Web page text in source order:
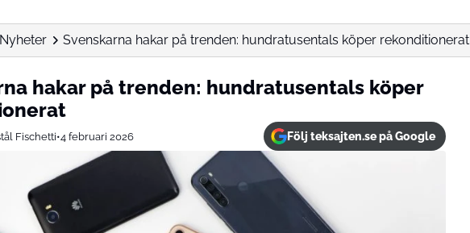
Nyheter Svenskarna hakar på trenden: hundratusentals köper rekonditionerat
hakar på trenden: hundratusentals köper
Fischetti•4 februari 2026 Följ teksajten.se på Google